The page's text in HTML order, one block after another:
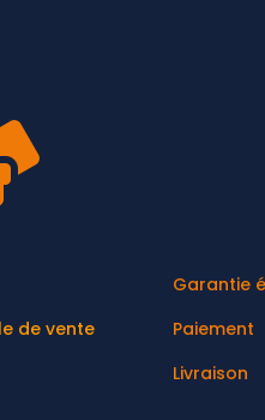
de vente
Garantie
Paiement
Livraison